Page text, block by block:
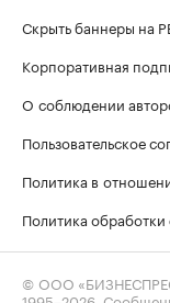
Скрыть баннеры на
Корпоративная
О соблюдении
Пользовательское
Политика в
Политика
© ООО